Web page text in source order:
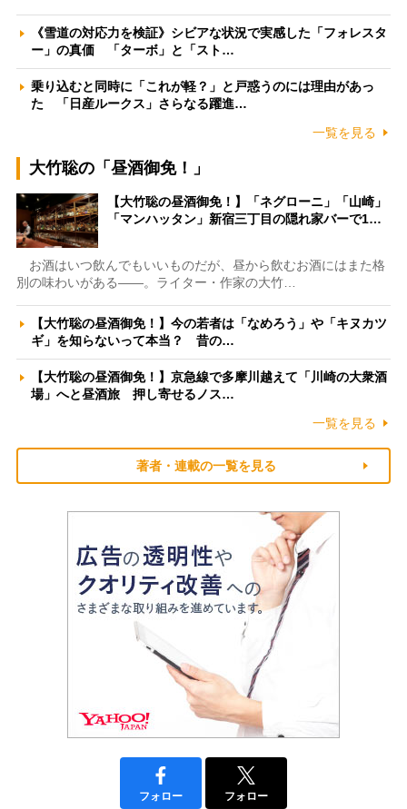
《雪道の対応力を検証》シビアな状況で実感した「フォレスタ
ー」の真価 「ターボ」と「スト…
乗り込むと同時に「これが軽？」と戸惑うのには理由があっ
た 「日産ルークス」さらなる躍進…
一覧を見る
大竹聡の「昼酒御免！」
【大竹聡の昼酒御免！】「ネグローニ」「山崎」
「マンハッタン」新宿三丁目の隠れ家バーで1…
お酒はいつ飲んでもいいものだが、昼から飲むお酒にはまた格
別の味わいがある――。ライター・作家の大竹…
【大竹聡の昼酒御免！】今の若者は「なめろう」や「キヌカツ
ギ」を知らないって本当？ 昔の…
【大竹聡の昼酒御免！】京急線で多摩川越えて「川崎の大衆酒
場」へと昼酒旅 押し寄せるノス…
一覧を見る
著者・連載の一覧を見る
フォロー フォロー